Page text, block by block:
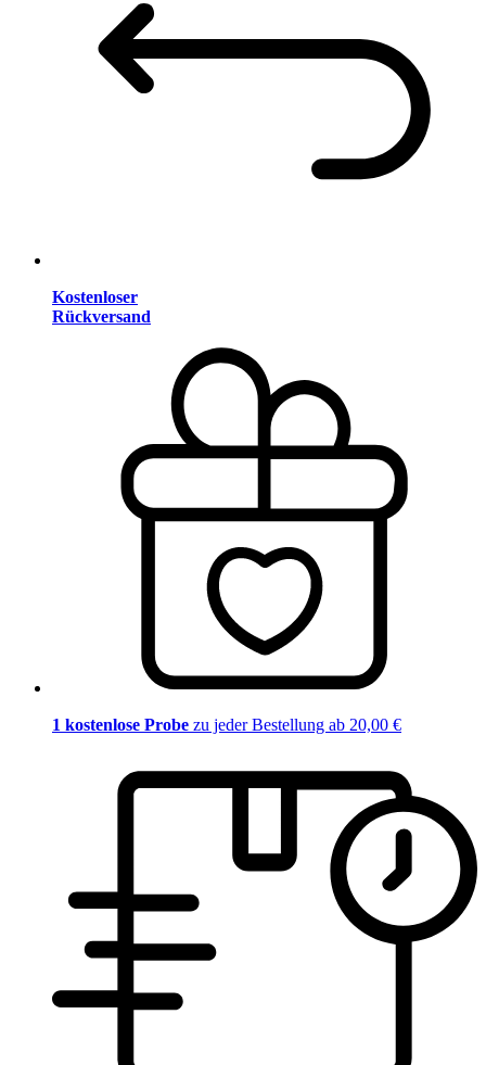
Kostenloser
Rückversand
1 kostenlose Probe zu jeder Bestellung ab 20,00 €